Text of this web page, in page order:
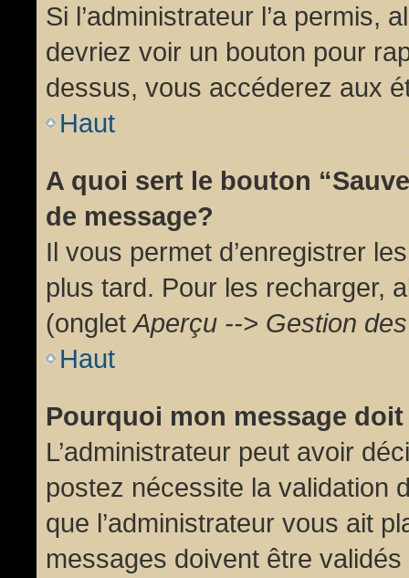
Si l’administrateur l’a permis,
devriez voir un bouton pour
dessus, vous accéderez aux
Haut
A quoi sert le bouton
de message?
Il vous permet d’enregistrer
plus tard. Pour les recharger,
(ongletAperçu --> Gestion
Haut
Pourquoi mon message
L’administrateur peut avoir
postez nécessite la validation
que l’administrateur vous ait
messages doivent être